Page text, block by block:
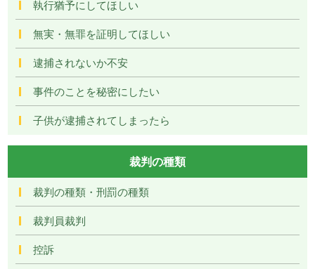
執行猶予にしてほしい
無実・無罪を証明してほしい
逮捕されないか不安
事件のことを秘密にしたい
子供が逮捕されてしまったら
裁判の種類
裁判の種類・刑罰の種類
裁判員裁判
控訴